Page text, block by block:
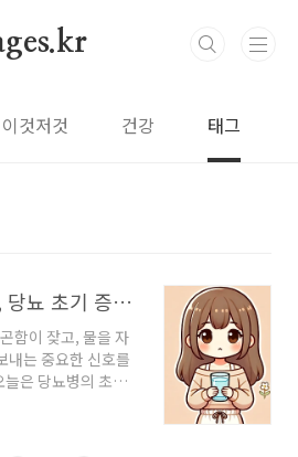
이것저것 건강 태그
⚠️ 몸이 보내는 경고, 당뇨 초기 증상 7가지— 지금 내 몸은 어떤 신호를 보내고 있을까요?
함이 잦고, 물을 자
내는 중요한 신호를
은 당뇨병의 초기
7가지를 정리해보
는 항목이 있는지